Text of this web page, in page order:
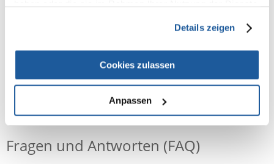
Details zeigen
Cookies zulassen
Anpassen
Fragen und Antworten (FAQ)